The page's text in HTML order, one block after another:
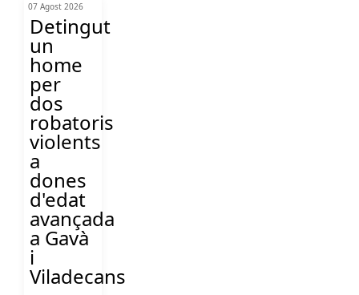
07 Agost 2026
Detingut
un
home
per
dos
robatoris
violents
a
dones
d'edat
avançada
a Gavà
i
Viladecans